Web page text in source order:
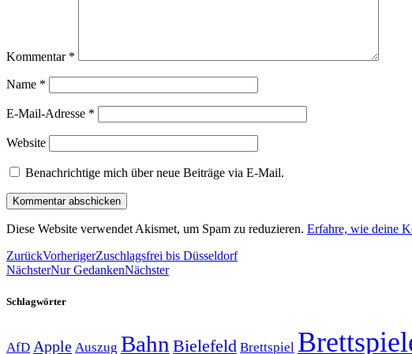
Kommentar *
Name *
E-Mail-Adresse *
Website
Benachrichtige mich über neue Beiträge via E-Mail.
Diese Website verwendet Akismet, um Spam zu reduzieren. Erfahre, wie deine
ZurückVorherigerZuschlagsfrei bis Düsseldorf
NächsterNur GedankenNächster
Schlagwörter
AfD Apple Auszug Bahn Bielefeld Brettspiel